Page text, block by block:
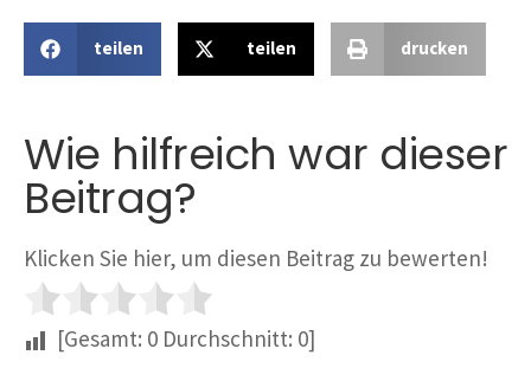
teilen teilen drucken
Wie hilfreich war dieser
Beitrag?
Klicken Sie hier, um diesen Beitrag zu bewerten!
[Gesamt: 0 Durchschnitt: 0]